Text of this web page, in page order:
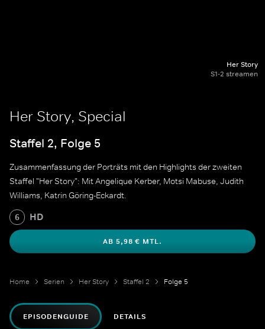
Her Story
S1-2 streamen
Her Story, Special
Staffel 2, Folge 5
Zusammenfassung der Porträts mit den Highlights der zweiten
Staffel "Her Story": Mit Angelique Kerber, Motsi Mabuse, Judith
Williams, Katrin Göring-Eckardt.
6 HD
AB 5,98 € MTL.
Home Serien Her Story Staffel 2 Folge 5
EPISODENGUIDE DETAILS